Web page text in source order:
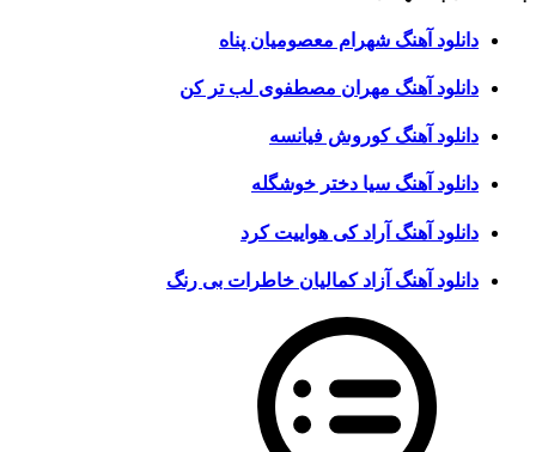
دانلود آهنگ شهرام معصومیان پناه
دانلود آهنگ مهران مصطفوی لب تر کن
دانلود آهنگ کوروش فیانسه
دانلود آهنگ سیا دختر خوشگله
دانلود آهنگ آراد کی هواییت کرد
دانلود آهنگ آزاد کمالیان خاطرات بی رنگ